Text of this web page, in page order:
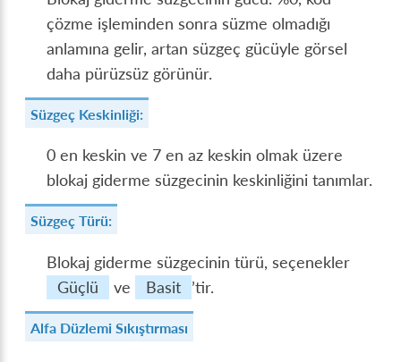
çözme işleminden sonra süzme olmadığı
anlamına gelir, artan süzgeç gücüyle görsel
daha pürüzsüz görünür.
Süzgeç Keskinliği:
0 en keskin ve 7 en az keskin olmak üzere
blokaj giderme süzgecinin keskinliğini tanımlar.
Süzgeç Türü:
Blokaj giderme süzgecinin türü, seçenekler
Güçlü
ve Basit ’tir.
Alfa Düzlemi Sıkıştırması